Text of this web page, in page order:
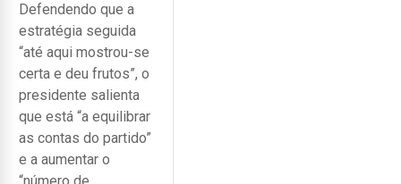
Defendendo que a
estratégia seguida
“até aqui mostrou-se
certa e deu frutos”, o
presidente salienta
que está “a equilibrar
as contas do partido”
e a aumentar o